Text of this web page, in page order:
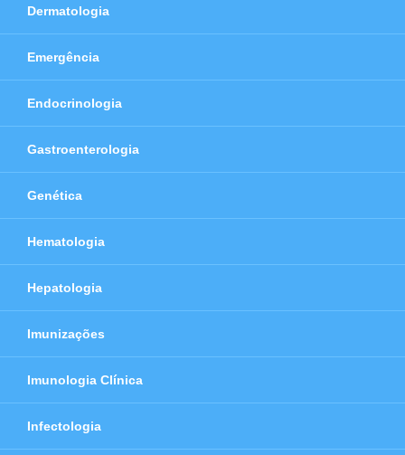
Dermatologia
Emergência
Endocrinologia
Gastroenterologia
Genética
Hematologia
Hepatologia
Imunizações
Imunologia Clínica
Infectologia